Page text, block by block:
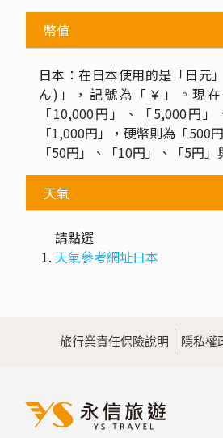
幣值
日本：在日本使用的是「日元
ん)」，記號為「￥」。現
「10,000円」、「5,000円
「1,000円」，硬幣則為「500
「50円」、「10円」、「5円」
天氣
請點選
天氣參考網址日本
旅行業責任保險說明 隱私權